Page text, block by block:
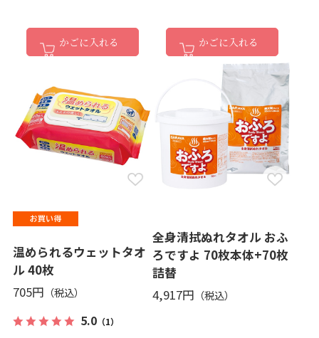
かごに入れる かごに入れる
温められるウェットタオ
ル 40枚
705円
5.0（1）
全身清拭ぬれタオル おふ
ろですよ 70枚本体+70枚
詰替
4,917円